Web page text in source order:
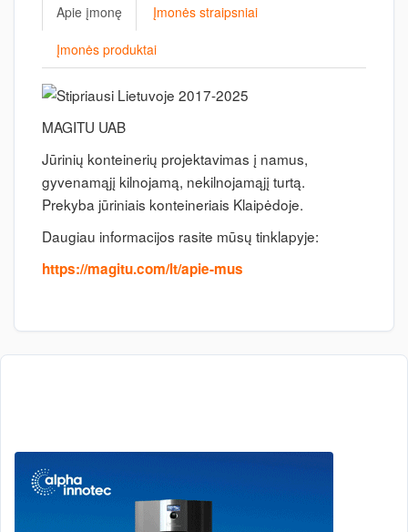
Apie įmonę Įmonės straipsniai
Įmonės produktai
MAGITU UAB
Jūrinių konteinerių projektavimas į namus,
gyvenamąjį kilnojamą, nekilnojamąjį turtą.
Prekyba jūriniais konteineriais Klaipėdoje.
Daugiau informacijos rasite mūsų tinklapyje:
https://magitu.com/lt/apie-mus